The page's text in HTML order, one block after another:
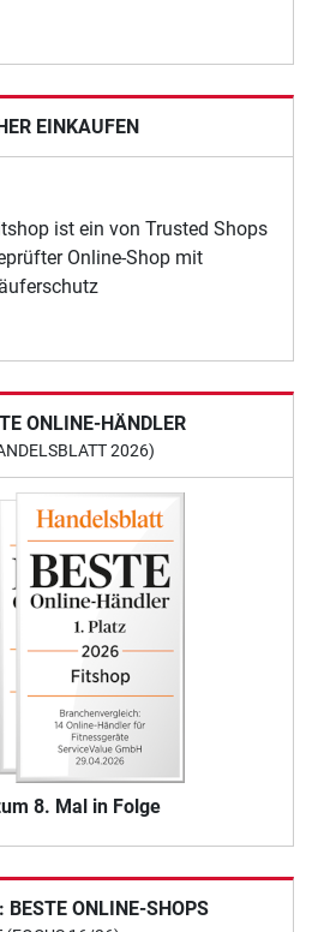
EINKAUFEN
ist ein von Trusted Shops
Online-Shop mit
ONLINE-HÄNDLER
2026)
8. Mal in Folge
BESTE ONLINE-SHOPS